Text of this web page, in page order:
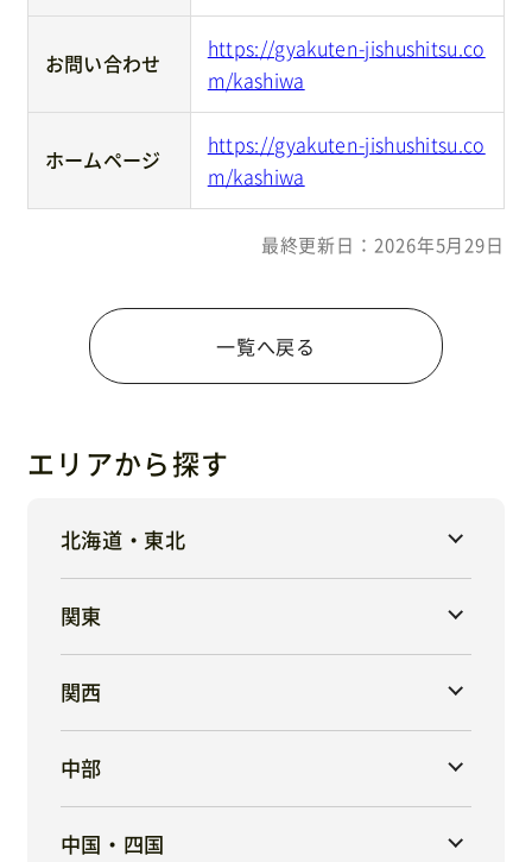
お問い合わせ
https://gyakuten-jishushitsu.co
m/kashiwa
ホームページ
https://gyakuten-jishushitsu.co
m/kashiwa
最終更新日：2026年5月29日
一覧へ戻る
エリアから探す
北海道・東北
関東
関西
中部
中国・四国